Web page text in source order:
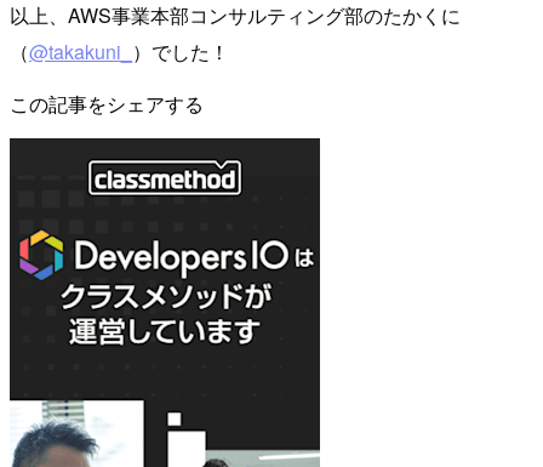
以上、AWS事業本部コンサルティング部のたかくに
（@takakuni_ ）でした！
この記事をシェアする